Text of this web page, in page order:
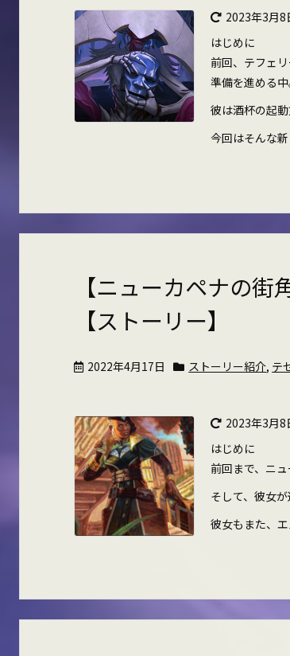
2023年3月8
はじめに
前回、テフェ
準備を進める中
彼は酒杯の起
今回はそんな
【ニューカペナの
【ストーリー】
2022年4月17日 ストーリー紹介, テ
2023年3月8
はじめに
前回まで、ニ
そして、彼女
彼女もまた、